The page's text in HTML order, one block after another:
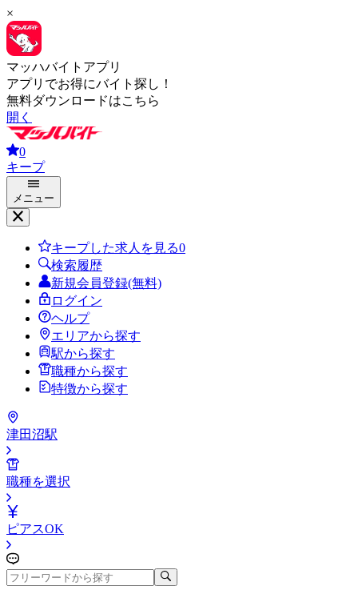
×
マッハバイトアプリ
アプリでお得にバイト探し！
無料ダウンロードはこちら
開く
0
キープ
メニュー
キープした求人を見る0
検索履歴
新規会員登録(無料)
ログイン
ヘルプ
エリアから探す
駅から探す
職種から探す
特徴から探す
津田沼駅
職種を選択
ピアスOK